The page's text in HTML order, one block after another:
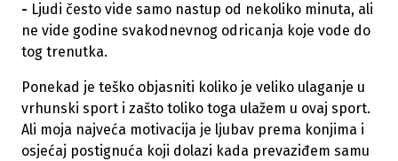
- Ljudi često vide samo nastup od nekoliko minuta, ali
ne vide godine svakodnevnog odricanja koje vode do
tog trenutka.
Ponekad je teško objasniti koliko je veliko ulaganje u
vrhunski sport i zašto toliko toga ulažem u ovaj sport.
Ali moja najveća motivacija je ljubav prema konjima i
osjećaj postignuća koji dolazi kada prevaziđem samu